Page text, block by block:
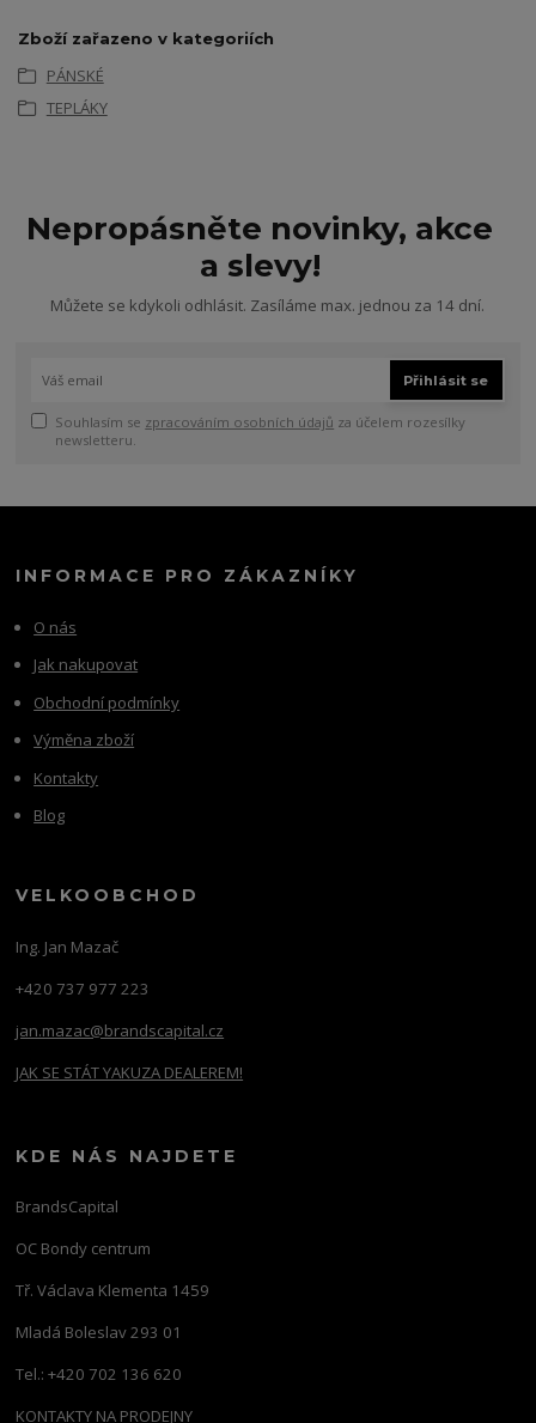
Zboží zařazeno v kategoriích
PÁNSKÉ
TEPLÁKY
Nepropásněte novinky, akce
a slevy!
Můžete se kdykoli odhlásit. Zasíláme max. jednou za 14 dní.
Přihlásit se
Souhlasím se zpracováním osobních údajů za účelem rozesílky
newsletteru.
INFORMACE PRO ZÁKAZNÍKY
O nás
Jak nakupovat
Obchodní podmínky
Výměna zboží
Kontakty
Blog
VELKOOBCHOD
Ing. Jan Mazač
+420 737 977 223
jan.mazac@brandscapital.cz
JAK SE STÁT YAKUZA DEALEREM!
KDE NÁS NAJDETE
BrandsCapital
OC Bondy centrum
Tř. Václava Klementa 1459
Mladá Boleslav 293 01
Tel.: +420 702 136 620
KONTAKTY NA PRODEJNY